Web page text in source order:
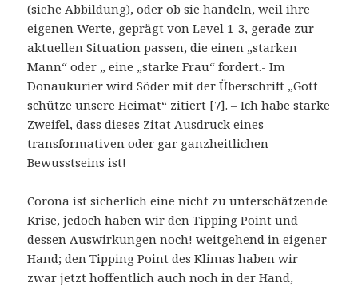
(siehe Abbildung), oder ob sie handeln, weil ihre
eigenen Werte, geprägt von Level 1-3, gerade zur
aktuellen Situation passen, die einen „starken
Mann“ oder „ eine „starke Frau“ fordert.- Im
Donaukurier wird Söder mit der Überschrift „Gott
schütze unsere Heimat“ zitiert [7]. – Ich habe starke
Zweifel, dass dieses Zitat Ausdruck eines
transformativen oder gar ganzheitlichen
Bewusstseins ist!
Corona ist sicherlich eine nicht zu unterschätzende
Krise, jedoch haben wir den Tipping Point und
dessen Auswirkungen noch! weitgehend in eigener
Hand; den Tipping Point des Klimas haben wir
zwar jetzt hoffentlich auch noch in der Hand,